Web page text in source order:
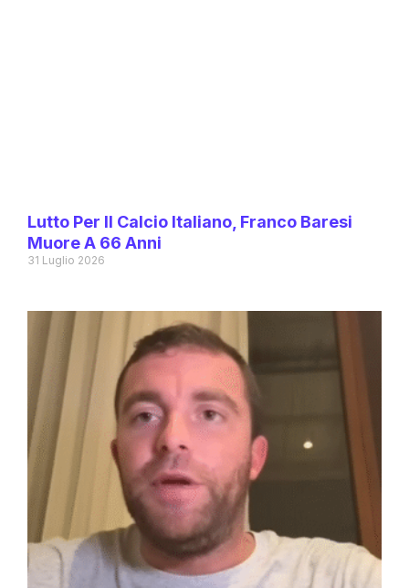
Lutto Per Il Calcio Italiano, Franco Baresi
Muore A 66 Anni
31 Luglio 2026